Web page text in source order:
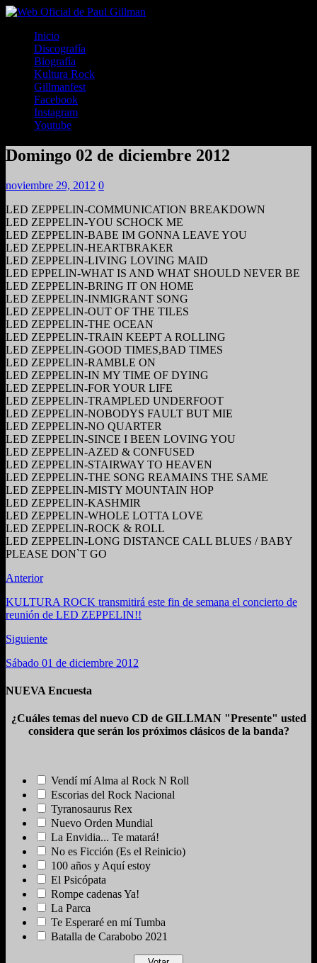
Inicio
Discografía
Biografía
Kultura Rock
Gillmanfest
Facebook
Instagram
Youtube
Domingo 02 de diciembre 2012
noviembre 29, 2012 0
LED ZEPPELIN-COMMUNICATION BREAKDOWN
LED ZEPPELIN-YOU SCHOCK ME
LED ZEPPELIN-BABE IM GONNA LEAVE YOU
LED ZEPPELIN-HEARTBRAKER
LED ZEPPELIN-LIVING LOVING MAID
LED EPPELIN-WHAT IS AND WHAT SHOULD NEVER BE
LED ZEPPELIN-BRING IT ON HOME
LED ZEPPELIN-INMIGRANT SONG
LED ZEPPELIN-OUT OF THE TILES
LED ZEPPELIN-THE OCEAN
LED ZEPPELIN-TRAIN KEEPT A ROLLING
LED ZEPPELIN-GOOD TIMES,BAD TIMES
LED ZEPPELIN-RAMBLE ON
LED ZEPPELIN-IN MY TIME OF DYING
LED ZEPPELIN-FOR YOUR LIFE
LED ZEPPELIN-TRAMPLED UNDERFOOT
LED ZEPPELIN-NOBODYS FAULT BUT MIE
LED ZEPPELIN-NO QUARTER
LED ZEPPELIN-SINCE I BEEN LOVING YOU
LED ZEPPELIN-AZED & CONFUSED
LED ZEPPELIN-STAIRWAY TO HEAVEN
LED ZEPPELIN-THE SONG REAMAINS THE SAME
LED ZEPPELIN-MISTY MOUNTAIN HOP
LED ZEPPELIN-KASHMIR
LED ZEPPELIN-WHOLE LOTTA LOVE
LED ZEPPELIN-ROCK & ROLL
LED ZEPPELIN-LONG DISTANCE CALL BLUES / BABY
PLEASE DON`T GO
Anterior
KULTURA ROCK transmitirá este fin de semana el concierto de
reunión de LED ZEPPELIN!!
Siguiente
Sábado 01 de diciembre 2012
NUEVA Encuesta
¿Cuáles temas del nuevo CD de GILLMAN "Presente" usted
considera que serán los próximos clásicos de la banda?
Vendí mí Alma al Rock N Roll
Escorias del Rock Nacional
Tyranosaurus Rex
Nuevo Orden Mundial
La Envidia... Te matará!
No es Ficción (Es el Reinicio)
100 años y Aquí estoy
El Psicópata
Rompe cadenas Ya!
La Parca
Te Esperaré en mí Tumba
Batalla de Carabobo 2021